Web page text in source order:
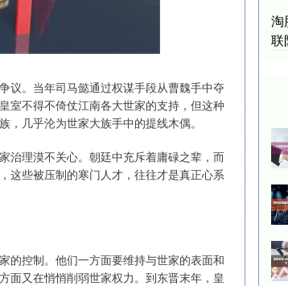
议。当年司马懿通过权谋手段从曹魏手中夺
室不得不倚仗江南各大世家的支持，但这种
几乎沦为世家大族手中的提线木偶。
治理漠不关心。朝廷中充斥着庸碌之辈，而
这些被压制的寒门人才，往往才是真正心系
的控制。他们一方面要维持与世家的表面和
面又在悄悄削弱世家权力。到东晋末年，皇
淘
联